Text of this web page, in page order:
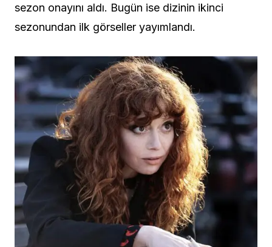
sezon onayını aldı. Bugün ise dizinin ikinci
sezonundan ilk görseller yayımlandı.